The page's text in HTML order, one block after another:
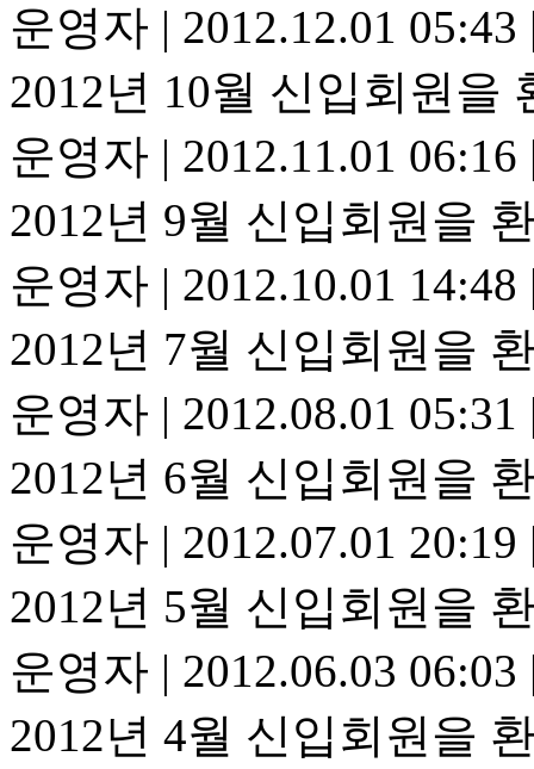
운영자 | 2012.12.01 05:43
2012년 10월 신입회원을
운영자 | 2012.11.01 06:16
2012년 9월 신입회원을
운영자 | 2012.10.01 14:48
2012년 7월 신입회원을
운영자 | 2012.08.01 05:31
2012년 6월 신입회원을
운영자 | 2012.07.01 20:19
2012년 5월 신입회원을
운영자 | 2012.06.03 06:03
2012년 4월 신입회원을